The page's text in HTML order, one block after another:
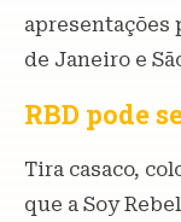
apresentações
de Janeiro e
RBD pode
Tira casaco,
que a Soy